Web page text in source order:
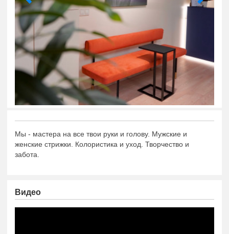
Мы - мастера на все твои руки и голову. Мужские и
женские стрижки. Колористика и уход. Творчество и
забота.
Видео